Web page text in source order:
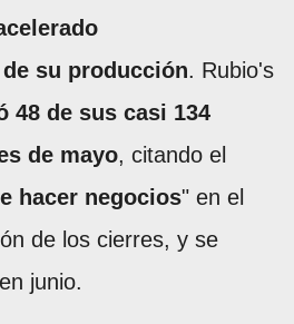
su producción. Rubio's
48 de sus casi 134
de mayo, citando el
hacer negocios" en el
de los cierres, y se
junio.